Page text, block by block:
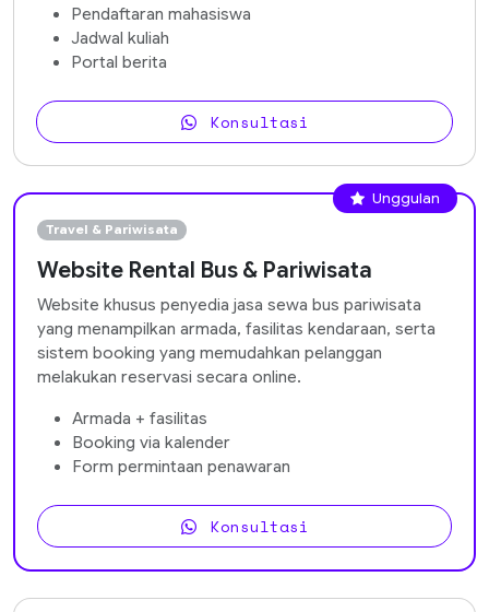
Pendaftaran mahasiswa
Jadwal kuliah
Portal berita
Konsultasi
Unggulan
Travel & Pariwisata
Website Rental Bus & Pariwisata
Website khusus penyedia jasa sewa bus pariwisata
yang menampilkan armada, fasilitas kendaraan, serta
sistem booking yang memudahkan pelanggan
melakukan reservasi secara online.
Armada + fasilitas
Booking via kalender
Form permintaan penawaran
Konsultasi